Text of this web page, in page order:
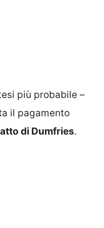
più probabile –
il pagamento
di Dumfries.